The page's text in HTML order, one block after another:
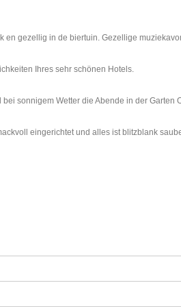
gezellig in de biertuin. Gezellige
Ihres sehr schönen Hotels.
sonnigem Wetter die Abende in der Garten
eingerichtet und alles ist blitzblank